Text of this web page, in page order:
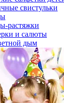
свистульки
растяжки
и салюты
дым